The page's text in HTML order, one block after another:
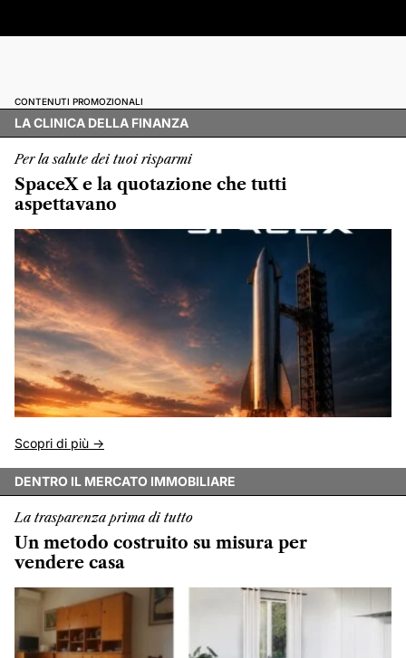
CONTENUTI PROMOZIONALI
LA CLINICA DELLA FINANZA
Per la salute dei tuoi risparmi
SpaceX e la quotazione che tutti
aspettavano
Scopri di più ->
DENTRO IL MERCATO IMMOBILIARE
La trasparenza prima di tutto
Un metodo costruito su misura per
vendere casa